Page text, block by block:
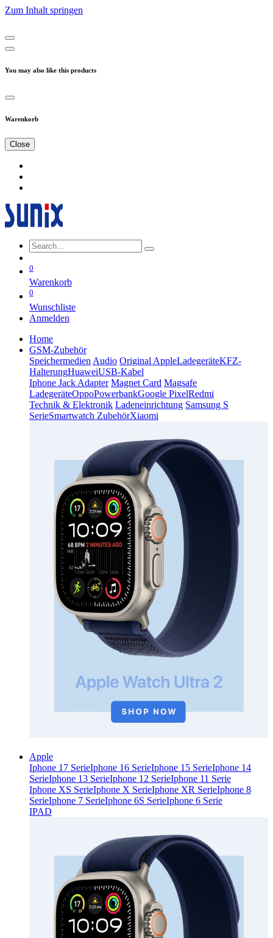
Zum Inhalt springen
You may also like this products
Warenkorb
Close
0
Warenkorb
0
Wunschliste
Anmelden
Home
GSM-Zubehör
Speichermedien Audio Original AppleLadegeräteKFZ-
HalterungHuaweiUSB-Kabel
Iphone Jack Adapter Magnet Card Magsafe
LadegeräteOppoPowerbankGoogle PixelRedmi
Technik & Elektronik Ladeneinrichtung Samsung S
SerieSmartwatch ZubehörXiaomi
Apple
Iphone 17 SerieIphone 16 SerieIphone 15 SerieIphone 14
SerieIphone 13 SerieIphone 12 SerieIphone 11 Serie
Iphone XS SerieIphone X SerieIphone XR SerieIphone 8
SerieIphone 7 SerieIphone 6S SerieIphone 6 Serie
IPAD